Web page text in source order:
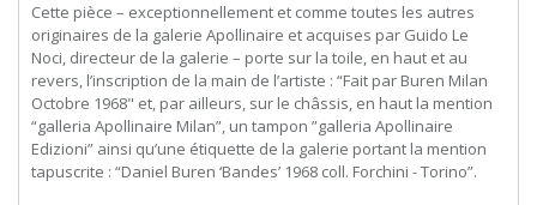
Cette pièce – exceptionnellement et comme toutes les autres
originaires de la galerie Apollinaire et acquises par Guido Le
Noci, directeur de la galerie – porte sur la toile, en haut et au
revers, l’inscription de la main de l’artiste : “Fait par Buren Milan
Octobre 1968" et, par ailleurs, sur le châssis, en haut la mention
“galleria Apollinaire Milan”, un tampon ”galleria Apollinaire
Edizioni” ainsi qu’une étiquette de la galerie portant la mention
tapuscrite : “Daniel Buren ‘Bandes’ 1968 coll. Forchini - Torino”.